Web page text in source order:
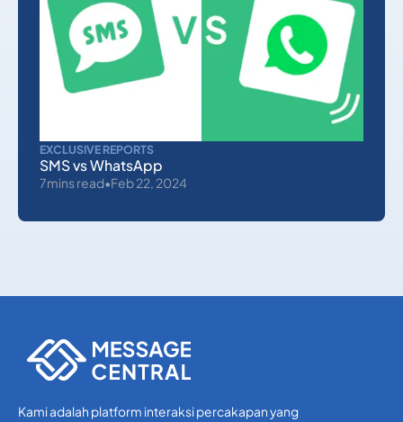
EXCLUSIVE REPORTS
SMS vs WhatsApp
7mins read•Feb 22, 2024
LAINNYA
WHATSAPP
VERIFIKASI SMS OTP
Kami adalah platform interaksi percakapan yang